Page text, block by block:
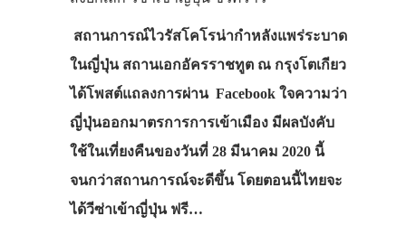
สถานการณ์ไวรัสโคโรน่ากำหลังแพร่ระบาด
ในญี่ปุ่น สถานเอกอัครราชทูต ณ กรุงโตเกียว
ได้โพสต์แถลงการผ่าน Facebook ใจความว่า
ญี่ปุ่นออกมาตรการการเข้าเมือง มีผลบังคับ
ใช้ในเที่ยงคืนของวันที่ 28 มีนาคม 2020 นี้
จนกว่าสถานการณ์จะดีขึ้น โดยตอนนี้ไทยจะ
ได้วีซ่าเข้าญี่ปุ่น ฟรี…